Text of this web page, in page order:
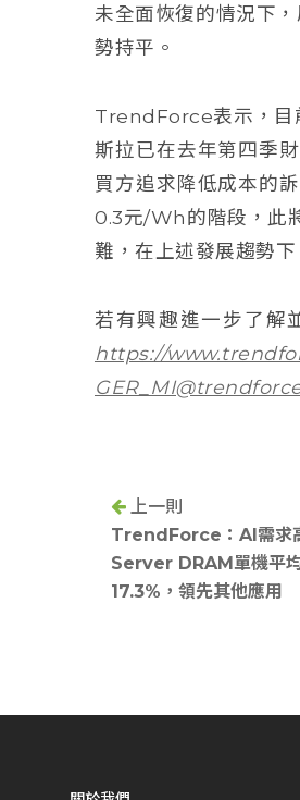
未全面恢復的情況下
勢持平。
TrendForce表示，目
斯拉已在去年第四季
買方追求降低成本的
0.3元/Wh的階段，此
難，在上述發展趨勢
若有興趣進一步了解
https://
上一則
TrendForce：AI需求
Server DRAM單機平
17.3%，領先其他應用